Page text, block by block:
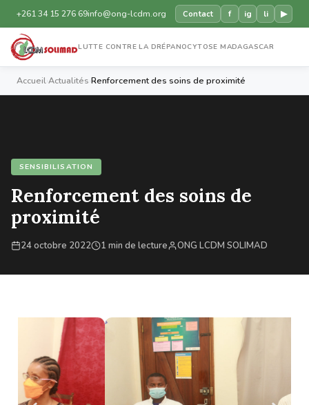
+261 34 15 276 69info@ong-lcdm.org Contact f ig li ▶
LUTTE CONTRE LA DRÉPANOCYTOSE MADAGASCAR
AccueilActualités Renforcement des soins de proximité
SENSIBILISATION
Renforcement des soins de
proximité
24 octobre 2022 1 min de lecture ONG LCDM SOLIMAD